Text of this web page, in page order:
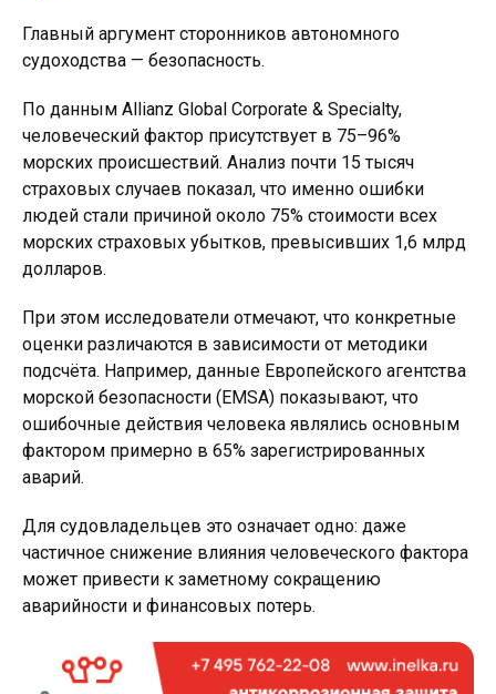
Главный аргумент сторонников автономного
судоходства — безопасность.
По данным Allianz Global Corporate & Specialty,
человеческий фактор присутствует в 75–96%
морских происшествий. Анализ почти 15 тысяч
страховых случаев показал, что именно ошибки
людей стали причиной около 75% стоимости всех
морских страховых убытков, превысивших 1,6 млрд
долларов.
При этом исследователи отмечают, что конкретные
оценки различаются в зависимости от методики
подсчёта. Например, данные Европейского агентства
морской безопасности (EMSA) показывают, что
ошибочные действия человека являлись основным
фактором примерно в 65% зарегистрированных
аварий.
Для судовладельцев это означает одно: даже
частичное снижение влияния человеческого фактора
может привести к заметному сокращению
аварийности и финансовых потерь.